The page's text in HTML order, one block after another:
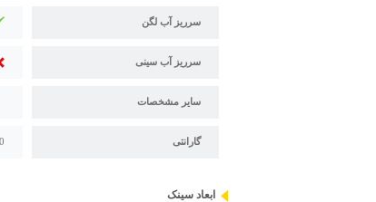
سرریز آب لگن
سرریز آب سینی
سایر مشخصات
گارانتی 60 ماه
ابعاد سینک